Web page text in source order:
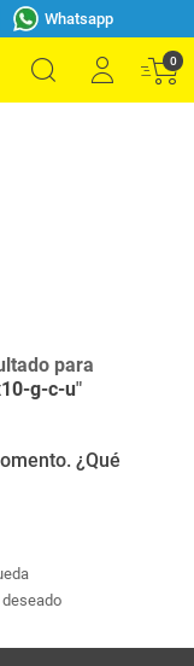
Whatsapp
0
para
g-c-u"
¿Qué